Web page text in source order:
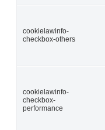
cookielawinfo-
checkbox-others
cookielawinfo-
checkbox-
performance